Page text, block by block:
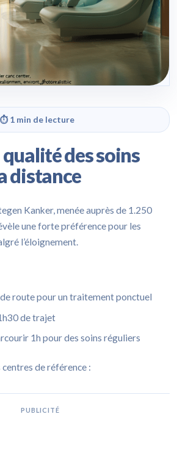
1 min de lecture
qualité des soins
distance
Kanker, menée auprès de 1.250
une forte préférence pour les
l’éloignement.
route pour un traitement ponctuel
de trajet
1h pour des soins réguliers
de référence :
PUBLICITÉ